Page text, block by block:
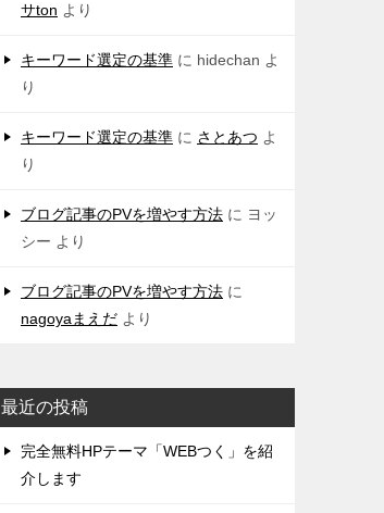
サton より
キーワード選定の基準 に hidechan よ
り
キーワード選定の基準 に さとあつ よ
り
ブログ記事のPVを増やす方法 に ヨッ
シー より
ブログ記事のPVを増やす方法 に
nagoyaまえだ より
最近の投稿
完全無料HPテーマ「WEBつく」を紹
介します